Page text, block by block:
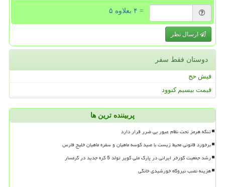
= ۴ بعلاوه ۵
ارسال نظر
دوستان فقط سفر
فیش حج
قیمت بیسیم کنوود
پربیننده ترین ها
تنگه هرمز تحت نظام عبور بی ضرر قرار دارد
برخورد قانونی محیط زیست با صید کوسه ماهیان و سفره ماهیان خلیج فارس
رشد جمعیت گورخر ایرانی در پارک ملی کویر تولد 5 کره جدید در گرمسار
هزینه نصب نیروگاه خورشیدی خانگی